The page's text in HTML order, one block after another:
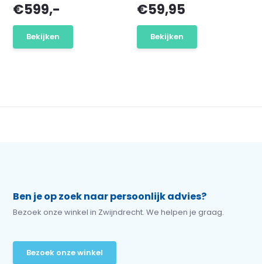
€599,-
Bekijken
€59,95
Bekijken
Ben je op zoek naar persoonlijk advies?
Bezoek onze winkel in Zwijndrecht. We helpen je graag.
Bezoek onze winkel